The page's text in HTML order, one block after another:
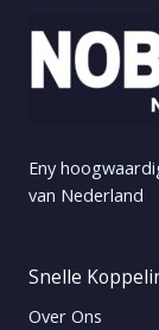
Eny
van Nederland
Snelle
Over Ons